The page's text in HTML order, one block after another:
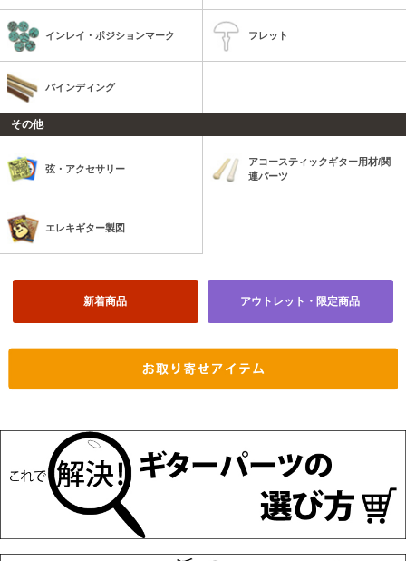
インレイ・ポジションマーク フレット
バインディング
その他
弦・アクセサリー
アコースティックギター用材/関
連パーツ
エレキギター製図
新着商品 アウトレット・限定商品